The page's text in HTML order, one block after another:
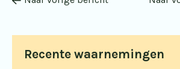
Recente waarnemingen